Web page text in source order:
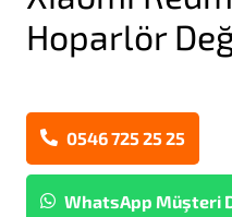
Hoparlör
0546 725 25 25
WhatsApp Müşteri